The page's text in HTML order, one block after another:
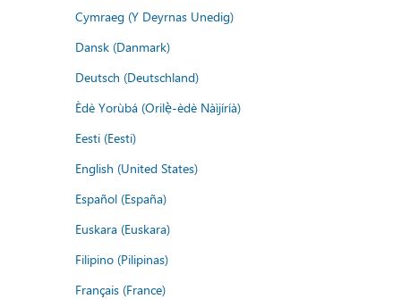
Cymraeg (Y Deyrnas Unedig)
Dansk (Danmark)
Deutsch (Deutschland)
Èdè Yorùbá (Orilẹ̀-èdè Nàìjíríà)
Eesti (Eesti)
English (United States)
Español (España)
Euskara (Euskara)
Filipino (Pilipinas)
Français (France)